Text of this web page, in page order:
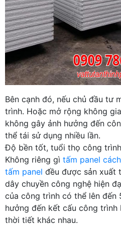
Bên cạnh đó, nếu chủ đầu tư
trình. Hoặc mở rộng không
không gây ảnh hưởng đến
thể tái sử dụng nhiều lần.
Độ bền tốt, tuổi thọ công
Không riêng gì tấm panel
tấm panel đều được sản xuất
dây chuyền công nghệ hiện
của công trình có thể lên đến
hưởng đến kết cấu công
thời tiết khác nhau.